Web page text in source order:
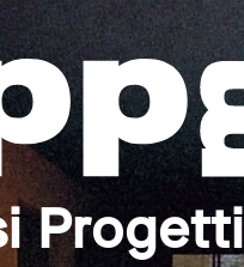
Progetti